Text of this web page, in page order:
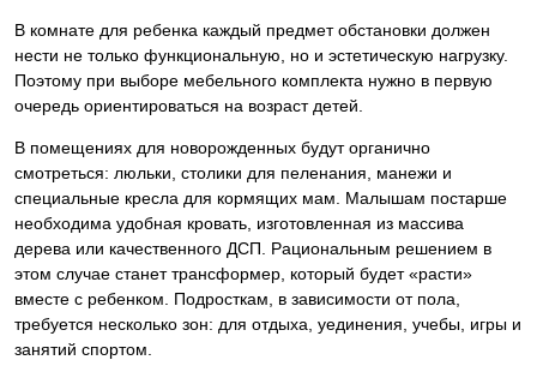
В комнате для ребенка каждый предмет обстановки должен
нести не только функциональную, но и эстетическую нагрузку.
Поэтому при выборе мебельного комплекта нужно в первую
очередь ориентироваться на возраст детей.
В помещениях для новорожденных будут органично
смотреться: люльки, столики для пеленания, манежи и
специальные кресла для кормящих мам. Малышам постарше
необходима удобная кровать, изготовленная из массива
дерева или качественного ДСП. Рациональным решением в
этом случае станет трансформер, который будет «расти»
вместе с ребенком. Подросткам, в зависимости от пола,
требуется несколько зон: для отдыха, уединения, учебы, игры и
занятий спортом.